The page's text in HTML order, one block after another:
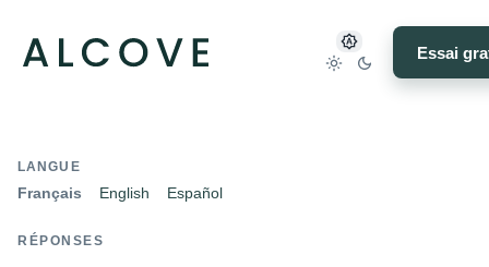
Essai
LANGUE
Français English Español
RÉPONSES